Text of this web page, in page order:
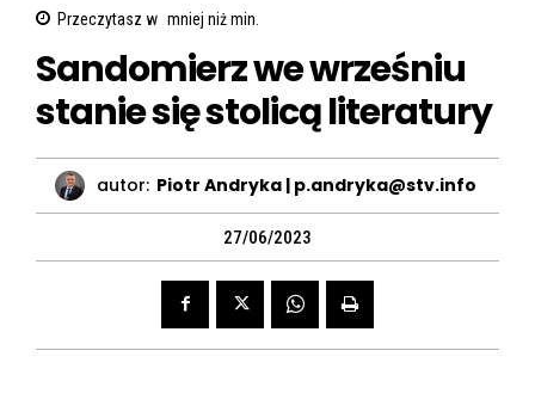
Przeczytasz w mniej niżmin.
Sandomierz we wrześniu
stanie się stolicą literatury
autor: Piotr Andryka | p.andryka@stv.info
27/06/2023